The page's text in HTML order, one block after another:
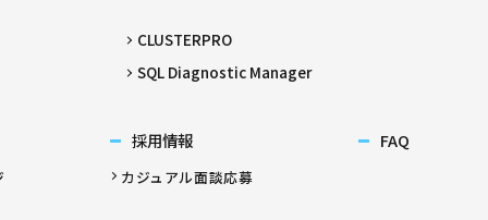
CLUSTERPRO
SQL Diagnostic Manager
採用情報
カジュアル面談応募
FAQ